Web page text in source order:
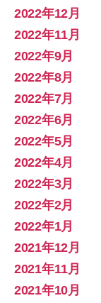
2022年12月
2022年11月
2022年9月
2022年8月
2022年7月
2022年6月
2022年5月
2022年4月
2022年3月
2022年2月
2022年1月
2021年12月
2021年11月
2021年10月